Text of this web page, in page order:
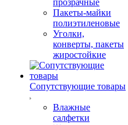
прозрачные
Пакеты-майки
полиэтиленовые
Уголки,
конверты, пакеты
жиростойкие
Сопутствующие товары
Влажные
салфетки